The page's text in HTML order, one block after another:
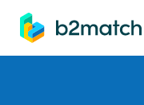
springen